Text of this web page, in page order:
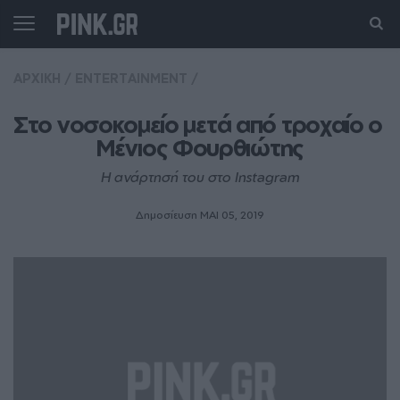
Στο νοσοκομείο μετά από τροχαίο ο
Μένιος Φουρθιώτης
Η ανάρτησή του στο Instagram
Δημοσίευση ΜΑΙ 05, 2019